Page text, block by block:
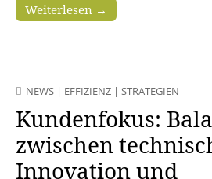
Weiterlesen →
NEWS | EFFIZIENZ | STRATEGIEN
Kundenfokus:
zwischen
Innovation und